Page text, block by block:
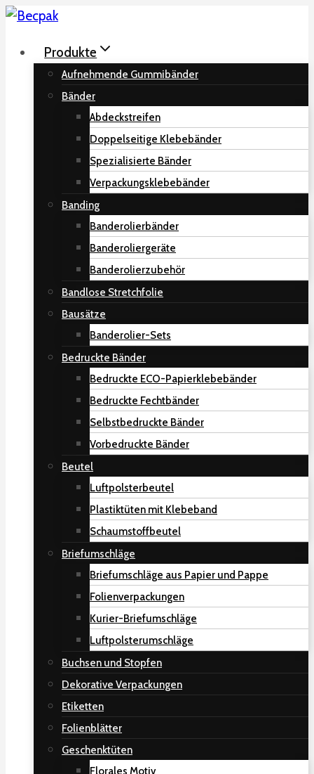
Zum
springenProdukte
Aufnehmende Gummibänder
Bänder
Abdeckstreifen
Doppelseitige Klebebänder
Spezialisierte Bänder
Verpackungsklebebänder
Banding
Banderolierbänder
Banderoliergeräte
Banderolierzubehör
Bandlose Stretchfolie
Bausätze
Banderolier-Sets
Bedruckte Bänder
Bedruckte ECO-Papierklebebänder
Bedruckte Fechtbänder
Selbstbedruckte Bänder
Vorbedruckte Bänder
Beutel
Luftpolsterbeutel
Plastiktüten mit Klebeband
Schaumstoffbeutel
Briefumschläge
Briefumschläge aus Papier und Pappe
Folienverpackungen
Kurier-Briefumschläge
Luftpolsterumschläge
Buchsen und Stopfen
Dekorative Verpackungen
Etiketten
Folienblätter
Geschenktüten
Florales Motiv